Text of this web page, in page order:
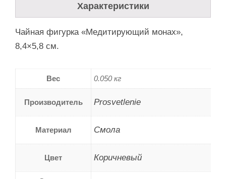
Характеристики
Чайная фигурка «Медитирующий монах»,
8,4×5,8 см.
Вес 0.050 кг
Производитель Prosvetlenie
Материал Смола
Цвет Коричневый